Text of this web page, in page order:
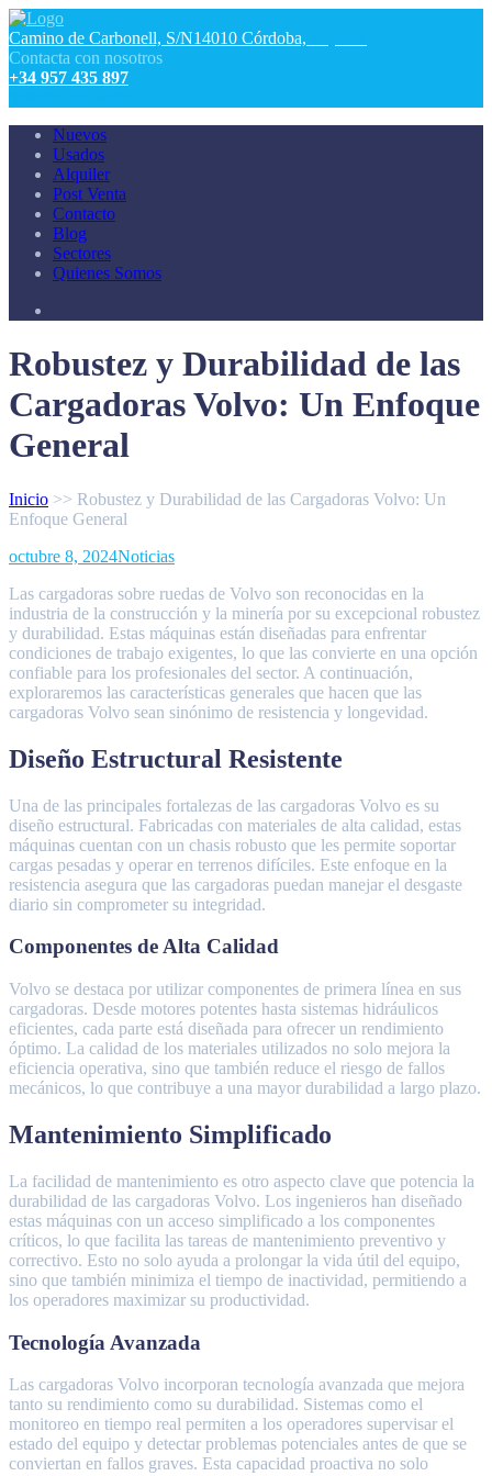
Camino de Carbonell, S/N14010 Córdoba,
Contacta con nosotros
+34 957 435 897
Nuevos
Usados
Alquiler
Post Venta
Contacto
Blog
Sectores
Quienes Somos
Skip
to
content
Robustez y Durabilidad de las
Cargadoras Volvo: Un Enfoque
General
Inicio >> Robustez y Durabilidad de las Cargadoras Volvo: Un
Enfoque General
Posted
octubre 8, 2024Noticias
Las cargadoras sobre ruedas de Volvo son reconocidas en la
industria de la construcción y la minería por su excepcional robustez
y durabilidad. Estas máquinas están diseñadas para enfrentar
condiciones de trabajo exigentes, lo que las convierte en una opción
confiable para los profesionales del sector. A continuación,
exploraremos las características generales que hacen que las
cargadoras Volvo sean sinónimo de resistencia y longevidad.
Diseño Estructural Resistente
Una de las principales fortalezas de las cargadoras Volvo es su
diseño estructural. Fabricadas con materiales de alta calidad, estas
máquinas cuentan con un chasis robusto que les permite soportar
cargas pesadas y operar en terrenos difíciles. Este enfoque en la
resistencia asegura que las cargadoras puedan manejar el desgaste
diario sin comprometer su integridad.
Componentes de Alta Calidad
Volvo se destaca por utilizar componentes de primera línea en sus
cargadoras. Desde motores potentes hasta sistemas hidráulicos
eficientes, cada parte está diseñada para ofrecer un rendimiento
óptimo. La calidad de los materiales utilizados no solo mejora la
eficiencia operativa, sino que también reduce el riesgo de fallos
mecánicos, lo que contribuye a una mayor durabilidad a largo plazo.
Mantenimiento Simplificado
La facilidad de mantenimiento es otro aspecto clave que potencia la
durabilidad de las cargadoras Volvo. Los ingenieros han diseñado
estas máquinas con un acceso simplificado a los componentes
críticos, lo que facilita las tareas de mantenimiento preventivo y
correctivo. Esto no solo ayuda a prolongar la vida útil del equipo,
sino que también minimiza el tiempo de inactividad, permitiendo a
los operadores maximizar su productividad.
Tecnología Avanzada
Las cargadoras Volvo incorporan tecnología avanzada que mejora
tanto su rendimiento como su durabilidad. Sistemas como el
monitoreo en tiempo real permiten a los operadores supervisar el
estado del equipo y detectar problemas potenciales antes de que se
conviertan en fallos graves. Esta capacidad proactiva no solo